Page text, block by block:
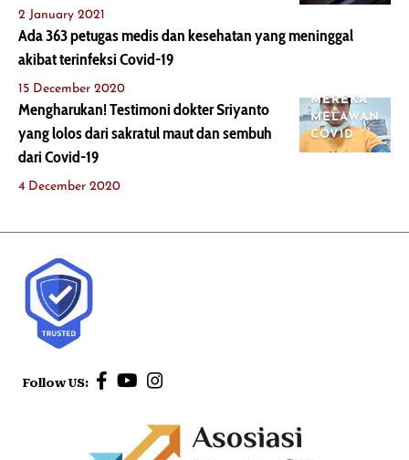
2 January 2021
Ada 363 petugas medis dan kesehatan yang meninggal
akibat terinfeksi Covid-19
15 December 2020
MEREKA
MELAWAN
COVID
Mengharukan! Testimoni dokter Sriyanto
yang lolos dari sakratul maut dan sembuh
dari Covid-19
4 December 2020
Follow US: